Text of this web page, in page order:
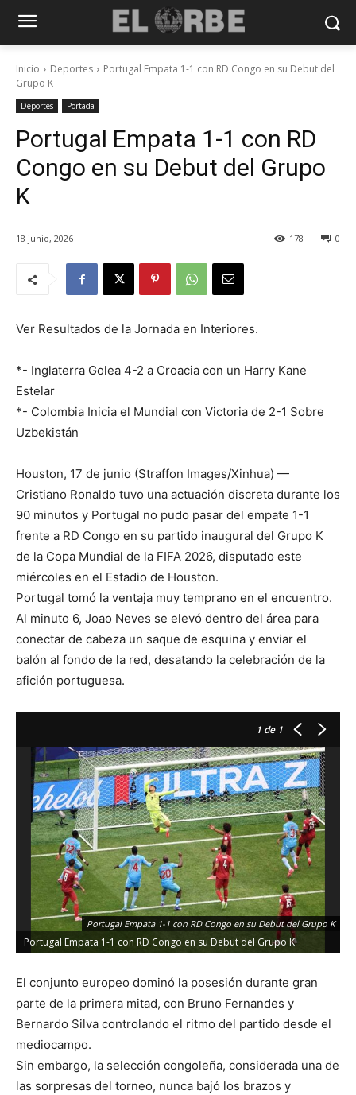
Inicio Deportes
Portugal Empata 1-1 con RD Congo en su Debut del
Grupo K
Deportes Portada
Portugal Empata 1-1 con RD
Congo en su Debut del Grupo
K
18 junio, 2026 0
178
Ver Resultados de la Jornada en Interiores.
*- Inglaterra Golea 4-2 a Croacia con un Harry Kane
Estelar
*- Colombia Inicia el Mundial con Victoria de 2-1 Sobre
Uzbekistán
Houston, 17 de junio (Straffon Images/Xinhua) —
Cristiano Ronaldo tuvo una actuación discreta durante los
90 minutos y Portugal no pudo pasar del empate 1-1
frente a RD Congo en su partido inaugural del Grupo K
de la Copa Mundial de la FIFA 2026, disputado este
miércoles en el Estadio de Houston.
Portugal tomó la ventaja muy temprano en el encuentro.
Al minuto 6, Joao Neves se elevó dentro del área para
conectar de cabeza un saque de esquina y enviar el
balón al fondo de la red, desatando la celebración de la
afición portuguesa.
1 de 1
Portugal Empata 1-1 con RD Congo en su Debut del Grupo K
Portugal Empata 1-1 con RD Congo en su Debut del Grupo K
El conjunto europeo dominó la posesión durante gran
parte de la primera mitad, con Bruno Fernandes y
Bernardo Silva controlando el ritmo del partido desde el
mediocampo.
Sin embargo, la selección congoleña, considerada una de
las sorpresas del torneo, nunca bajó los brazos y